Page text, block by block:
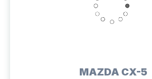
MAZDA CX-5